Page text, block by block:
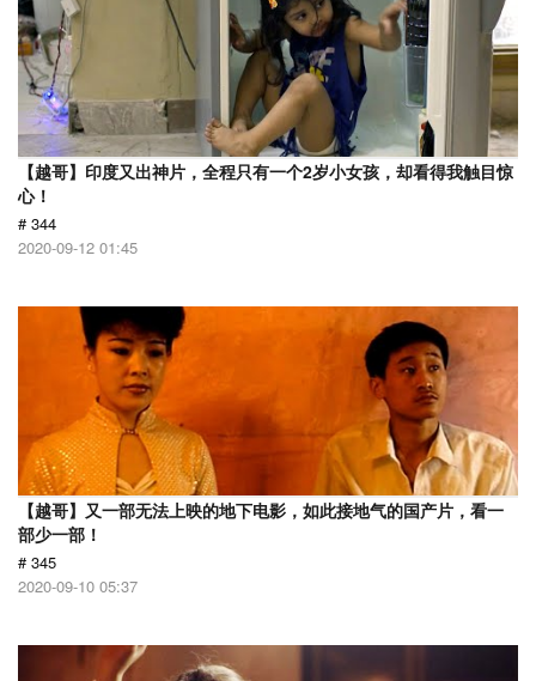
【越哥】印度又出神片，全程只有一个2岁小女孩，却看得我触目惊
心！
# 344
2020-09-12 01:45
【越哥】又一部无法上映的地下电影，如此接地气的国产片，看一
部少一部！
# 345
2020-09-10 05:37